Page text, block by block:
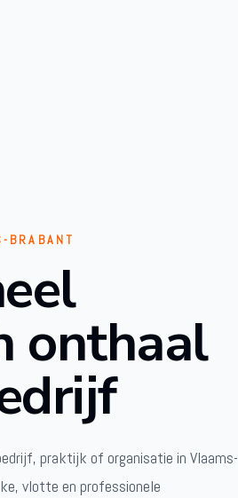
BRABANT
onthaal
praktijk of organisatie in Vlaams-
vlotte en professionele